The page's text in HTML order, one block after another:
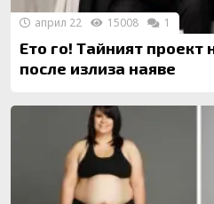
Ето го! Тайният проект
после излиза наяве
април 22 15008 1